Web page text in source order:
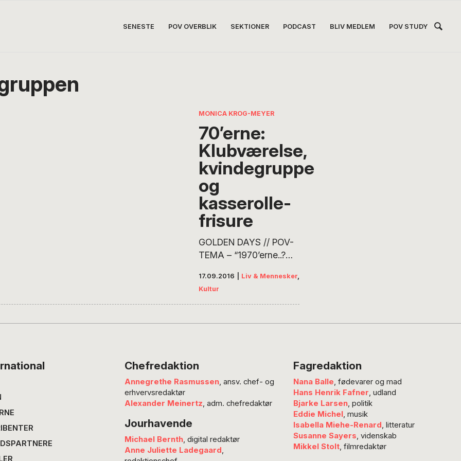
SENESTE POV OVERBLIK SEKTIONER PODCAST BLIV MEDLEM POV STUDY
MONICA KROG-MEYER
70’erne:
Klubværelse,
kvindegruppe
og
kasserolle-
frisure
GOLDEN DAYS // POV-
TEMA – “1970’erne..?
var jo årene, der formede
mig som menneske, som
arbejdstager, som kæreste,
sine 1970’ere i anledning af
den årlige Golden Days,
der er i gang i København.
Det…
17.09.2016 Liv & Mennesker,
Kultur
Chefredaktion
Annegrethe Rasmussen, ansv. chef- og
erhvervsredaktør
Alexander Meinertz, adm. chefredaktør
Jourhavende
Michael Bernth, digital redaktør
Anne Juliette Ladegaard,
Fagredaktion
Nana Balle, fødevarer og mad
Hans Henrik Fafner, udland
Bjarke Larsen, politik
Eddie Michel, musik
Isabella Miehe-Renard, litteratur
Susanne Sayers, videnskab
Mikkel Stolt, filmredaktør